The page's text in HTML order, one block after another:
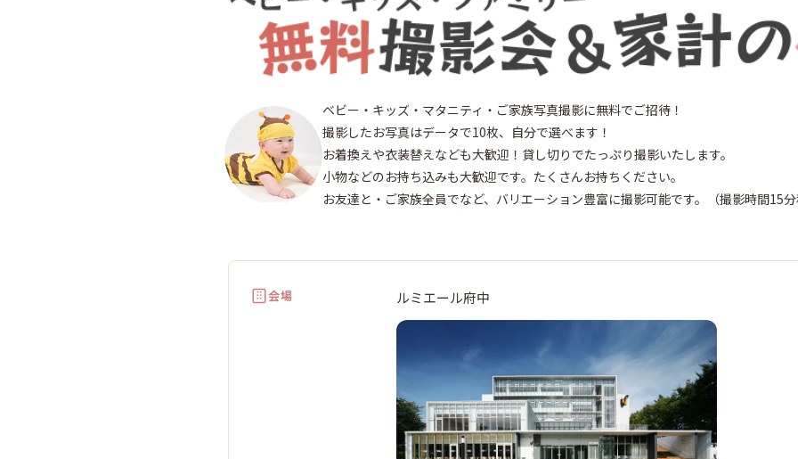
終
了
府
中
ベビー・キッズ・マタニティ・ご家族写真撮影に無料でご招待！
撮影したお写真はデータで10枚、自分で選べます！
お着換えや衣装替えなども大歓迎！貸し切りでたっぷり撮影いたします。
小物などのお持ち込みも大歓迎です。たくさんお持ちください。
お友達と・ご家族全員でなど、バリエーション豊富に撮影可能です。（撮影時間15
会場 ルミエール府中